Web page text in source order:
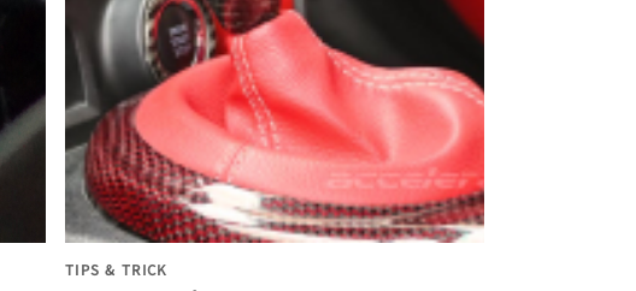
TIPS & TRICK